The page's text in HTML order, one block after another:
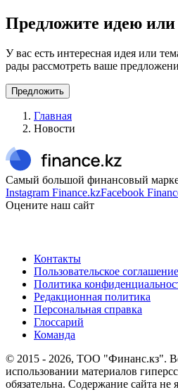
Предложите идею или
У вас есть интересная идея или
рады рассмотреть ваше
Предложить
Главная
Новости
Самый большой финансовый
Instagram Finance.kzFacebook
Оцените наш сайт
Контакты
Пользовательское соглашение
Политика
Редакционная политика
Персональная справка
Глоссарий
Команда
© 2015 - 2026, ТОО "Финанс.кз".
использовании материалов
обязательна. Содержание сайта не